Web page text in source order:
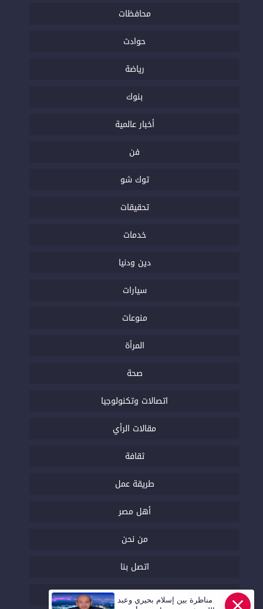
محافظات
حوادث
رياضة
بنوك
أخبار عالمية
فن
توك شو
تحقيقات
خدمات
دين ودنيا
سيارات
منوعات
المرأة
صحة
اتصالات وتكنولوجيا
مقالات الرأي
ثقافة
طريقة عمل
أهل مصر
من نحن
اتصل بنا
السياسة التحريرية
مناظرة بين إسلام بحيري وعبد